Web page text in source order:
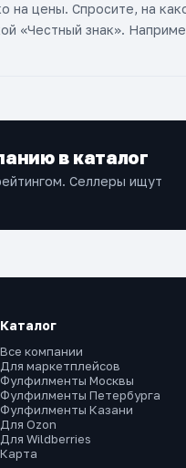
цены. Спросите, на
«Честный знак».
в каталог
Селлеры ищут
Каталог
Все компании
Для маркетплейсов
Фулфилменты Москвы
Фулфилменты Петербурга
Фулфилменты Казани
Для Ozon
Для Wildberries
Карта